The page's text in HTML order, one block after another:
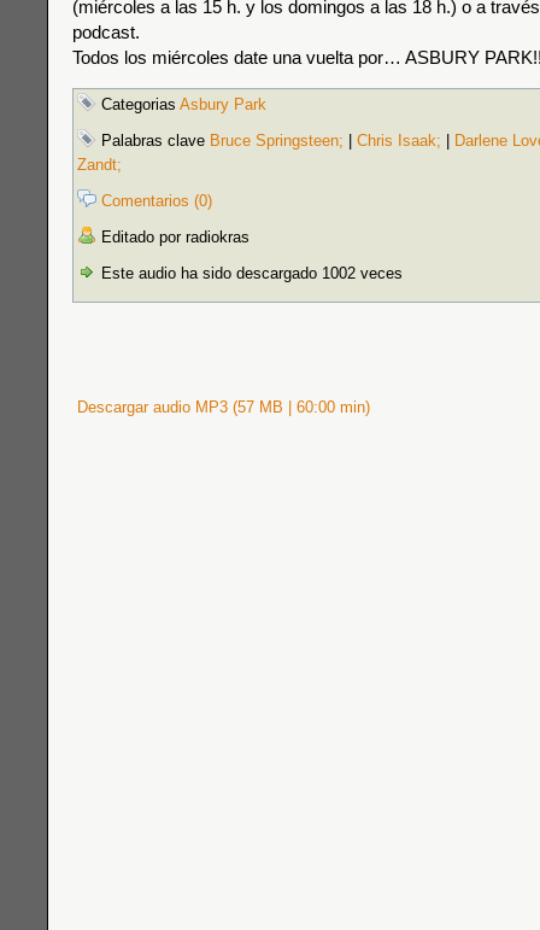
(miércoles a las 15 h. y los domingos a las 18 h.) o a
podcast.
Todos los miércoles date una vuelta por… ASBURY
Categorias Asbury Park
Palabras clave Bruce Springsteen; Chris Isaak;
Darlene
Zandt;
Comentarios (0)
Editado por radiokras
Este audio ha sido descargado 1002 veces
Descargar audio MP3 (57 MB | 60:00 min)